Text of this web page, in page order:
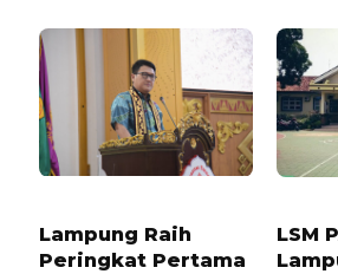
Lampung Raih
Peringkat Pertama
LSM